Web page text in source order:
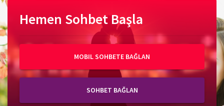
Hemen Sohbet Başla
MOBIL SOHBETE BAĞLAN
SOHBET BAĞLAN